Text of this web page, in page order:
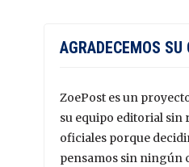
AGRADECEMOS SU
ZoePost es un
su equipo editorial sin
oficiales porque
pensamos sin ningún